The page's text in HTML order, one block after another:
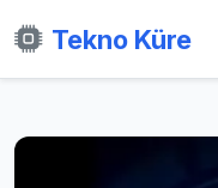
Tekno Küre